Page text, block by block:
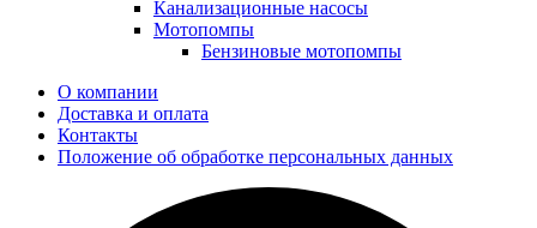
Канализационные насосы
Мотопомпы
Бензиновые мотопомпы
О компании
Доставка и оплата
Контакты
Положение об обработке персональных данных